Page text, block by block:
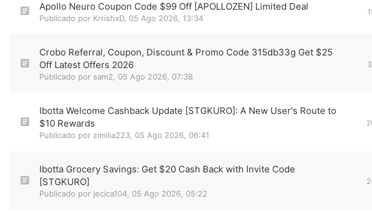
Apollo Neuro Coupon Code $99 Off [APOLLOZEN] Limited Deal
Publicado por KrrishxD, 05 Ago 2026, 13:34
Crobo Referral, Coupon, Discount & Promo Code 315db33g Get $25
Off Latest Offers 2026
Publicado por sam2 05 Ago 2026, 07:38
Ibotta Welcome Cashback Update [STGKURO]: A New User's Route to
$10 Rewards
Publicado por zimilia223 05 Ago 2026, 06:41
Ibotta Grocery Savings: Get $20 Cash Back with Invite Code
[STGKURO]
Publicado por jecica104 05 Ago 2026, 05:22